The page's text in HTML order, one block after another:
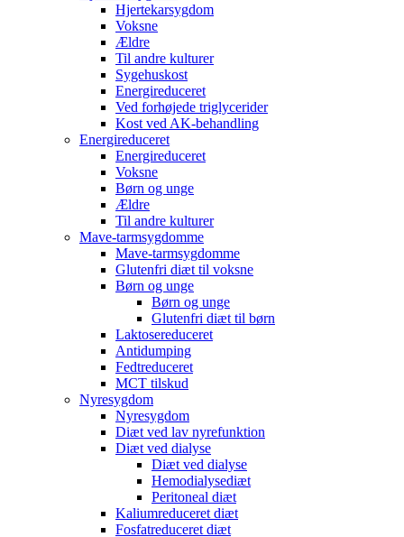
Hjertekarsygdom
Voksne
Ældre
Til andre kulturer
Sygehuskost
Energireduceret
Ved forhøjede triglycerider
Kost ved AK-behandling
Energireduceret
Energireduceret
Voksne
Børn og unge
Ældre
Til andre kulturer
Mave-tarmsygdomme
Mave-tarmsygdomme
Glutenfri diæt til voksne
Børn og unge
Børn og unge
Glutenfri diæt til børn
Laktosereduceret
Antidumping
Fedtreduceret
MCT tilskud
Nyresygdom
Nyresygdom
Diæt ved lav nyrefunktion
Diæt ved dialyse
Diæt ved dialyse
Hemodialysediæt
Peritoneal diæt
Kaliumreduceret diæt
Fosfatreduceret diæt